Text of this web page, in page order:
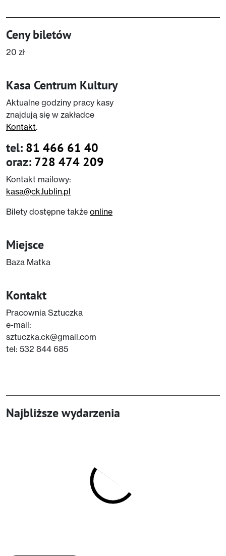
Ceny biletów
20 zł
Kasa Centrum Kultury
Aktualne godziny pracy kasy
znajdują się w zakładce
Kontakt.
tel: 81 466 61 40
oraz: 728 474 209
Kontakt mailowy:
kasa@ck.lublin.pl
Bilety dostępne także online
Miejsce
Baza Matka
Kontakt
Pracownia Sztuczka
e-mail:
sztuczka.ck@gmail.com
tel: 532 844 685
Najbliższe wydarzenia